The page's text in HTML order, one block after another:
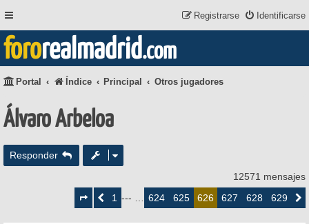
Identificarse
Registrarse
fororealmadrid.com
Portal Índice Principal Otros jugadores
Álvaro Arbeloa
Responder
12571 mensajes
deAnterior1 --- … 624 625 626 627 628 629